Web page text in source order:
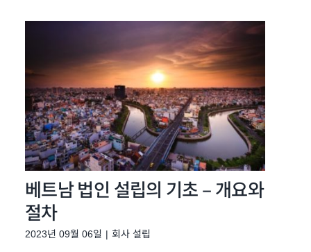
베트남 법인 설립의 기초 – 개요와
절차
2023년 09월 06일 | 회사 설립